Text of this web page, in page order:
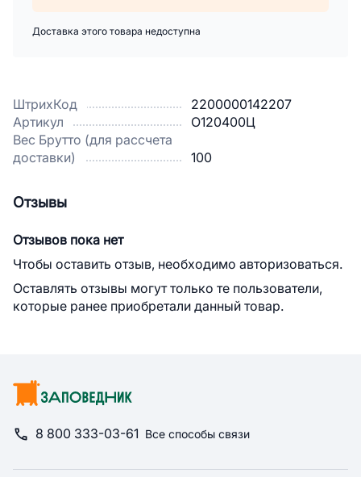
ШтрихКод
2200000142207
Артикул
О120400Ц
Вес Брутто (для рассчета
доставки)
100
Доставка этого товара недоступна
Отзывы
Отзывов пока нет
Чтобы оставить отзыв, необходимо авторизоваться.
Оставлять отзывы могут только те пользователи,
которые ранее приобретали данный товар.
8 800 333-03-61 Все способы связи